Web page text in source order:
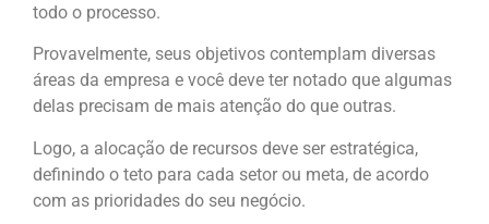
todo o processo.
Provavelmente, seus objetivos contemplam diversas
áreas da empresa e você deve ter notado que algumas
delas precisam de mais atenção do que outras.
Logo, a alocação de recursos deve ser estratégica,
definindo o teto para cada setor ou meta, de acordo
com as prioridades do seu negócio.